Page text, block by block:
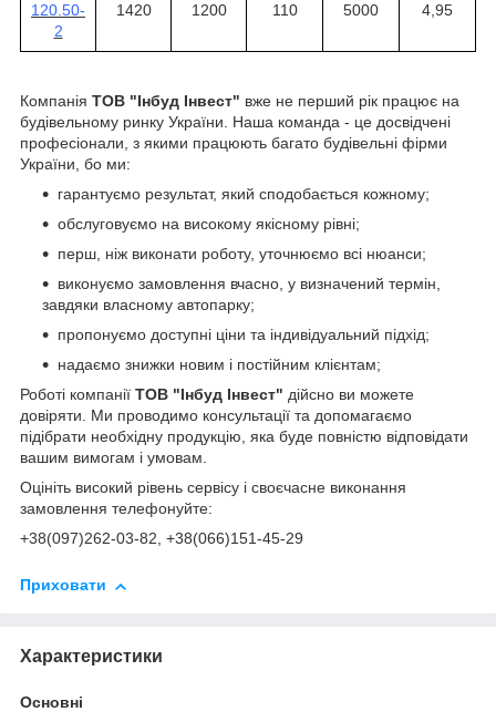
120.50-
2
1420 1200 110 5000 4,95
Компанія ТОВ "Інбуд Інвест" вже не перший рік працює на
будівельному ринку України. Наша команда - це досвідчені
професіонали, з якими працюють багато будівельні фірми
України, бо ми:
гарантуємо результат, який сподобається кожному;
обслуговуємо на високому якісному рівні;
перш, ніж виконати роботу, уточнюємо всі нюанси;
виконуємо замовлення вчасно, у визначений термін,
завдяки власному автопарку;
пропонуємо доступні ціни та індивідуальний підхід;
надаємо знижки новим і постійним клієнтам;
Роботі компанії ТОВ "Інбуд Інвест" дійсно ви можете
довіряти. Ми проводимо консультації та допомагаємо
підібрати необхідну продукцію, яка буде повністю відповідати
вашим вимогам і умовам.
Оцініть високий рівень сервісу і своєчасне виконання
замовлення телефонуйте:
+38(097)262-03-82, +38(066)151-45-29
Приховати
Характеристики
Основні